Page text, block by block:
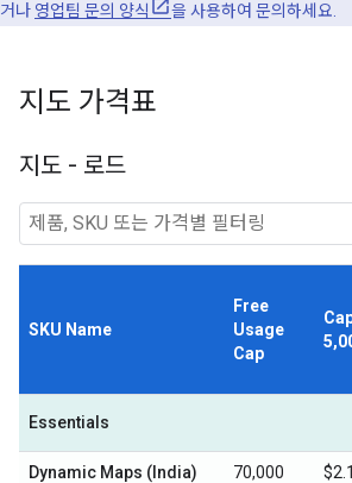
거나 영업팀 문의 양식 을 사용하여 문의하세요.
지도 가격표
지도 - 로드
SKU Name
Free
Usage
Cap
Essentials
Dynamic Maps (India)
70,000